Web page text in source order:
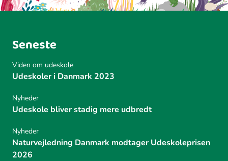
Seneste
Viden om udeskole
Udeskoler i Danmark 2023
Nyheder
Udeskole bliver stadig mere udbredt
Nyheder
Naturvejledning Danmark modtager Udeskoleprisen
2026